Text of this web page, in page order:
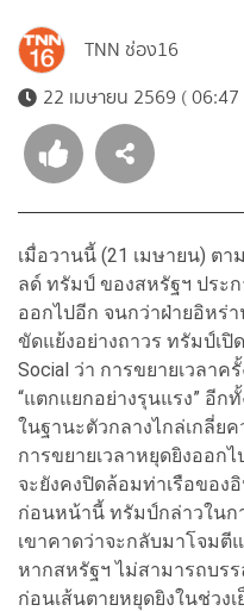
TNN ช่อง16
22 เมษายน 2569 ( 06:47
เมื่อวานนี้ (21 เมษายน) ต
ลด์ ทรัมป์ ของสหรัฐฯ ประ
ออกไปอีก จนกว่าฝ่ายอิหร่
ขัดแย้งอย่างถาวร ทรัมป์เปิ
Social ว่า การขยายเวลาค
“แตกแยกอย่างรุนแรง” อีก
ในฐานะตัวกลางไกล่เกลี่ย
การขยายเวลาหยุดยิงออก
จะยังคงปิดล้อมท่าเรือของ
ก่อนหน้านี้ ทรัมป์กล่าวใน
เขาคาดว่าจะกลับมาโจมตี
หากสหรัฐฯ ไม่สามารถบร
ก่อนเส้นตายหยุดยิงในช่วง